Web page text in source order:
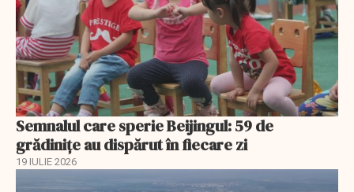
Semnalul care sperie Beijingul: 59 de
grădinițe au dispărut în fiecare zi
19 IULIE 2026